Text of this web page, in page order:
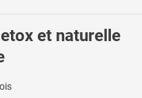
et naturelle